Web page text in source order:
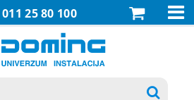
011 25 80 100 
